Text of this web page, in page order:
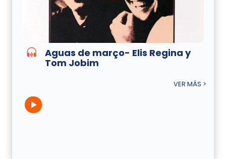
Aguas de março- Elis Regina y
Tom Jobim
VER MÁS >